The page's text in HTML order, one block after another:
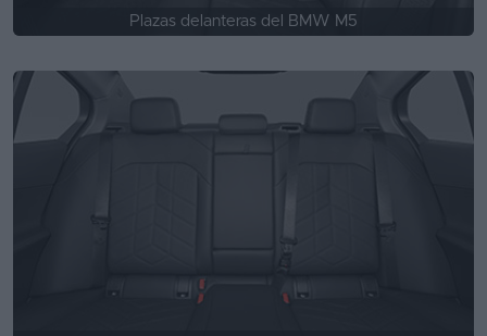
Plazas delanteras del BMW M5